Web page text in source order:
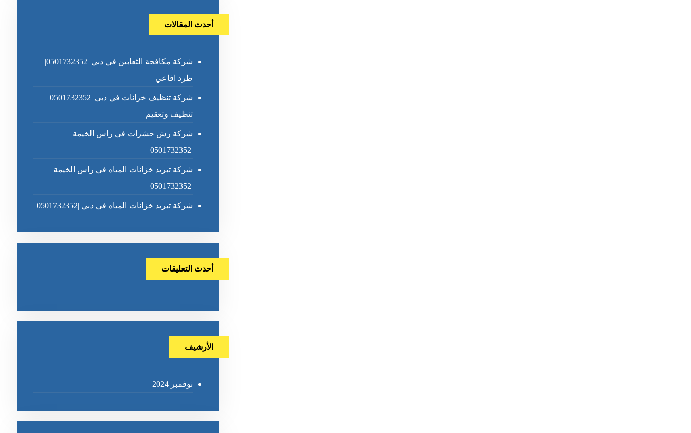
أحدث المقالات
شركة مكافحة الثعابين في دبي |0501732352|
طرد افاعي
شركة تنظيف خزانات في دبي |0501732352|
تنظيف وتعقيم
شركة رش حشرات في راس الخيمة
|0501732352
شركة تبريد خزانات المياه في راس الخيمة
|0501732352
شركة تبريد خزانات المياه في دبي |0501732352
أحدث التعليقات
الأرشيف
نوفمبر 2024